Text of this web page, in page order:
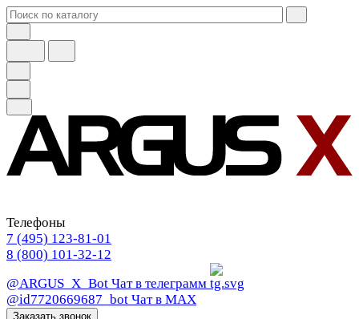
Телефоны
7 (495) 123-81-01
8 (800) 101-32-12
@ARGUS_X_Bot Чат в телеграмм
@id7720669687_bot Чат в МАХ
Заказать звонок